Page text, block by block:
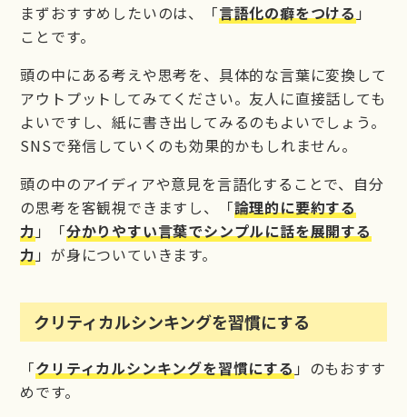
まずおすすめしたいのは、「言語化の癖をつける 」
ことです。
頭の中にある考えや思考を、具体的な言葉に変換して
アウトプットしてみてください。友人に直接話しても
よいですし、紙に書き出してみるのもよいでしょう。
SNSで発信していくのも効果的かもしれません。
頭の中のアイディアや意見を言語化することで、自分
の思考を客観視できますし、「論理的に要約する
力 」「分かりやすい言葉でシンプルに話を展開する
力 」が身についていきます。
クリティカルシンキングを習慣にする
「クリティカルシンキングを習慣にする 」のもおすす
めです。